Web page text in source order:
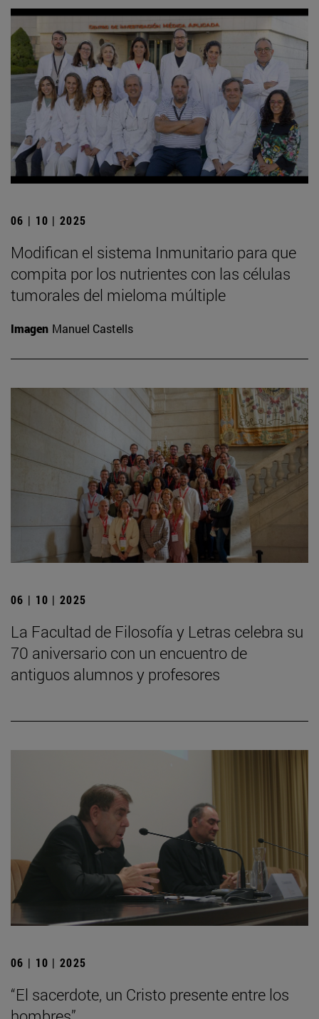
06 | 10 | 2025
Modifican el sistema Inmunitario para que
compita por los nutrientes con las células
tumorales del mieloma múltiple
Imagen Manuel Castells
06 | 10 | 2025
La Facultad de Filosofía y Letras celebra su
70 aniversario con un encuentro de
antiguos alumnos y profesores
06 | 10 | 2025
“El sacerdote, un Cristo presente entre los